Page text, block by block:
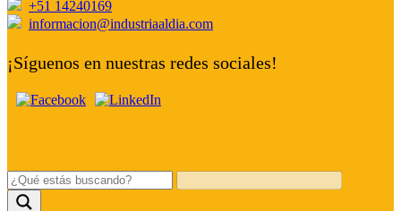
+51 14240169
informacion@industriaaldia.com
¡Síguenos en nuestras redes sociales!